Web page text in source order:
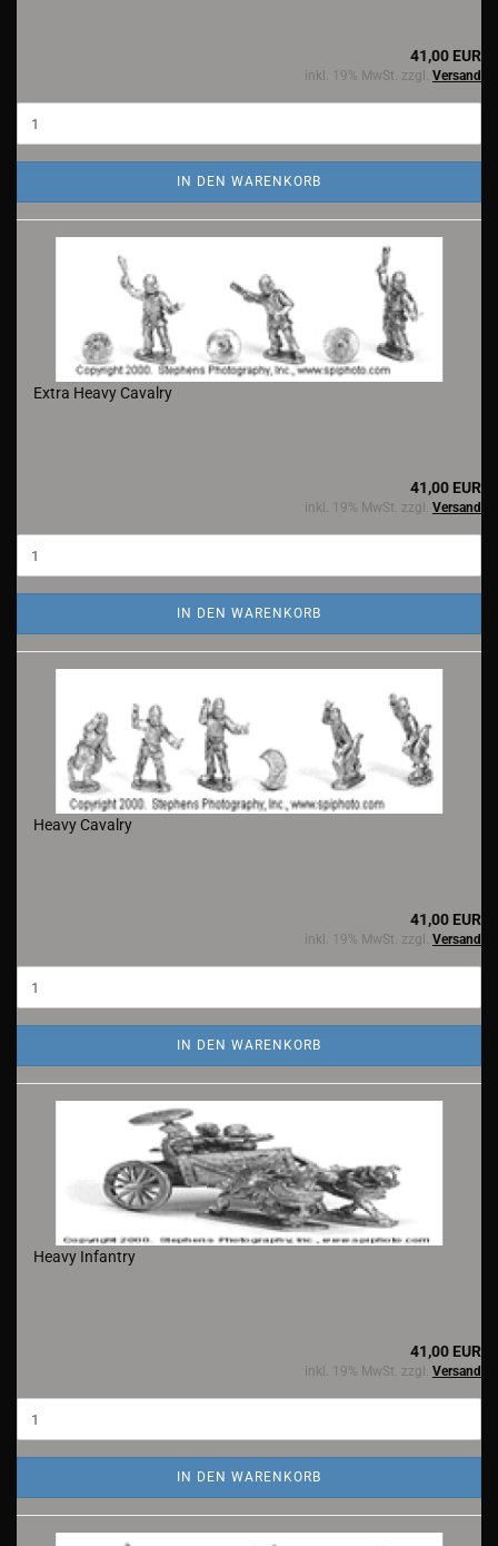
41,00 EUR
inkl. 19% MwSt. zzgl. Versand
IN DEN WARENKORB
Extra Heavy Cavalry
41,00 EUR
inkl. 19% MwSt. zzgl. Versand
IN DEN WARENKORB
Heavy Cavalry
41,00 EUR
inkl. 19% MwSt. zzgl. Versand
IN DEN WARENKORB
Heavy Infantry
41,00 EUR
inkl. 19% MwSt. zzgl. Versand
IN DEN WARENKORB